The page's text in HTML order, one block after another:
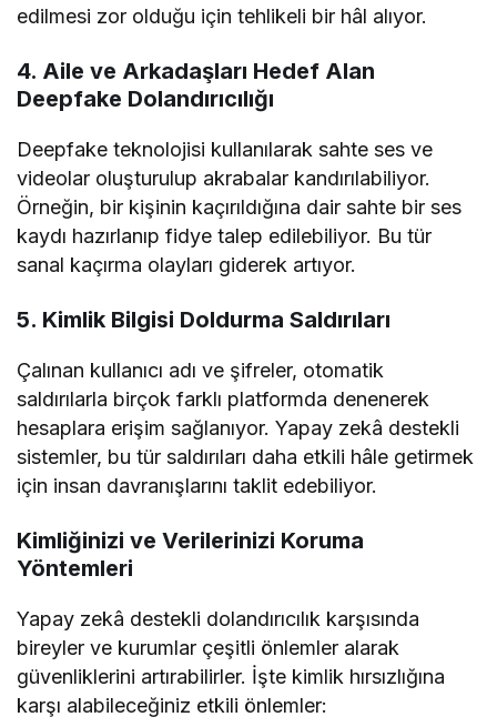
edilmesi zor olduğu için tehlikeli bir hâl alıyor.
4. Aile ve Arkadaşları Hedef Alan
Deepfake Dolandırıcılığı
Deepfake teknolojisi kullanılarak sahte ses ve
videolar oluşturulup akrabalar kandırılabiliyor.
Örneğin, bir kişinin kaçırıldığına dair sahte bir ses
kaydı hazırlanıp fidye talep edilebiliyor. Bu tür
sanal kaçırma olayları giderek artıyor.
5. Kimlik Bilgisi Doldurma Saldırıları
Çalınan kullanıcı adı ve şifreler, otomatik
saldırılarla birçok farklı platformda denenerek
hesaplara erişim sağlanıyor. Yapay zekâ destekli
sistemler, bu tür saldırıları daha etkili hâle getirmek
için insan davranışlarını taklit edebiliyor.
Kimliğinizi ve Verilerinizi Koruma
Yöntemleri
Yapay zekâ destekli dolandırıcılık karşısında
bireyler ve kurumlar çeşitli önlemler alarak
güvenliklerini artırabilirler. İşte kimlik hırsızlığına
karşı alabileceğiniz etkili önlemler: